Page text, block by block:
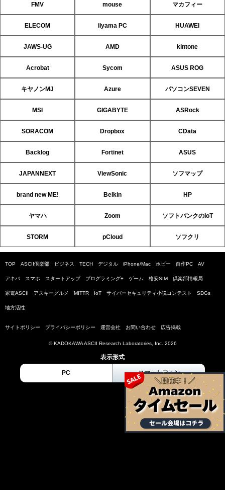
FMV mouse マカフィー
ELECOM iiyama PC HUAWEI
JAWS-UG AMD kintone
Acrobat Sycom ASUS ROG
キヤノンMJ Azure パソコンSEVEN
MSI GIGABYTE ASRock
SORACOM Dropbox CData
Backlog Fortinet ASUS
JAPANNEXT ViewSonic ソフマップ
brand new ME! Belkin HP
ヤマハ Zoom ソフトバンクのIoT
STORM pCloud ソフクリ
TOP ASCII倶楽部 ビジネス TECH デジタル iPhone/Mac ホビー 自作PC AV
アキバ スマホ スタートアップ プログラミング+ ゲーム 格安SIM 倶楽部情報局
家電ASCII アスキーグルメ MITTR IoT サイバーセキュリティ小説コンテスト SDGs
地方活性
サイトポリシー プライバシーポリシー 運営会社 お問い合わせ 広告掲載
© KADOKAWA ASCII Research Laboratories, Inc. 2026
表示形式
PC スマートフォン